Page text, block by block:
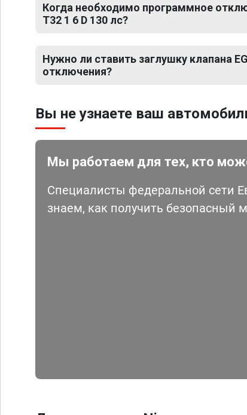
Когда необходимо программное
T32 1 6 D 130 лс?
Нужно ли ставить заглушку клапана
отключения?
Вы не узнаете ваш
Мы работаем для тех, кто
Специалисты федеральной сети
знаем, как получить